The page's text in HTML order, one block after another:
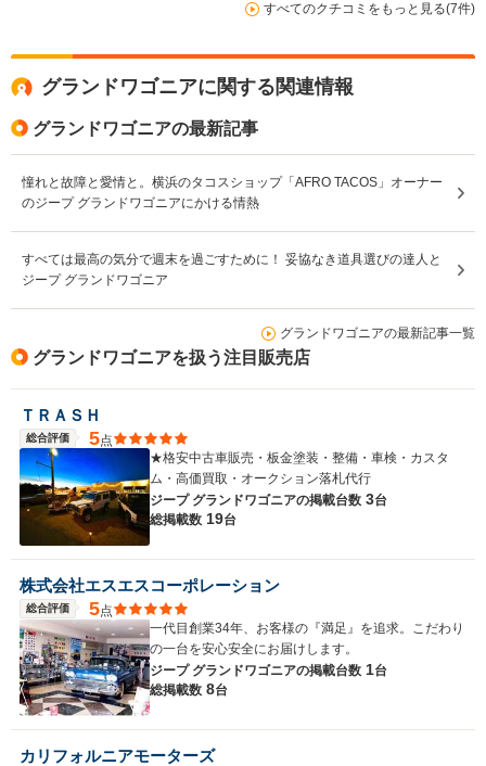
すべてのクチコミをもっと見る(7件)
グランドワゴニアに関する関連情報
グランドワゴニアの最新記事
憧れと故障と愛情と。横浜のタコスショップ「AFRO TACOS」オーナー
のジープ グランドワゴニアにかける情熱
すべては最高の気分で週末を過ごすために！ 妥協なき道具選びの達人と
ジープ グランドワゴニア
グランドワゴニアの最新記事一覧
グランドワゴニアを扱う注目販売店
ＴＲＡＳＨ
総合評価 5点
★格安中古車販売・板金塗装・整備・車検・カスタ
ム・高価買取・オークション落札代行
ジープ グランドワゴニアの掲載台数 3台
総掲載数 19台
株式会社エスエスコーポレーション
総合評価 5点
一代目創業34年、お客様の『満足』を追求。こだわり
の一台を安心安全にお届けします。
ジープ グランドワゴニアの掲載台数 1台
総掲載数 8台
カリフォルニアモーターズ